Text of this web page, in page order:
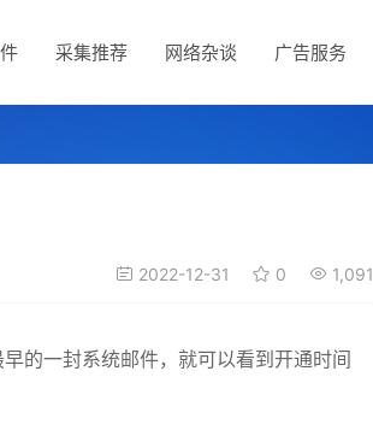
采集推荐 网络杂谈 广告服务
2022-12-31 0 1,091
的一封系统邮件，就可以看到开通时间